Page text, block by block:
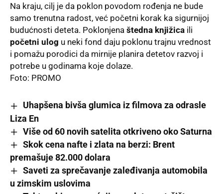
Na kraju, cilj je da poklon povodom rođenja ne bude
samo trenutna radost, već početni korak ka sigurnijoj
budućnosti deteta. Poklonjena štedna knjižica ili
početni ulog u neki fond daju poklonu trajnu vrednost
i pomažu porodici da mirnije planira detetov razvoj i
potrebe u godinama koje dolaze.
Foto: PROMO
Uhapšena bivša glumica iz filmova za odrasle
Liza En
Više od 60 novih satelita otkriveno oko Saturna
Skok cena nafte i zlata na berzi: Brent
premašuje 82.000 dolara
Saveti za sprečavanje zaleđivanja automobila
u zimskim uslovima